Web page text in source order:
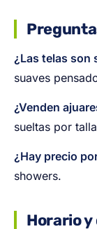
¿Las telas son
suaves
¿Venden
sueltas por
¿Hay precio
showers.
Horario